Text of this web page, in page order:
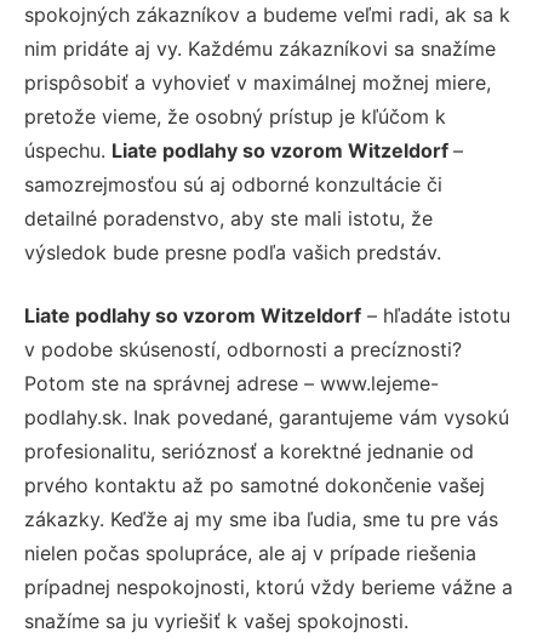
spokojných zákazníkov a budeme veľmi radi, ak sa k
nim pridáte aj vy. Každému zákazníkovi sa snažíme
prispôsobiť a vyhovieť v maximálnej možnej miere,
pretože vieme, že osobný prístup je kľúčom k
úspechu. Liate podlahy so vzorom Witzeldorf –
samozrejmosťou sú aj odborné konzultácie či
detailné poradenstvo, aby ste mali istotu, že
výsledok bude presne podľa vašich predstáv.
Liate podlahy so vzorom Witzeldorf – hľadáte istotu
v podobe skúseností, odbornosti a precíznosti?
Potom ste na správnej adrese – www.lejeme-
podlahy.sk. Inak povedané, garantujeme vám vysokú
profesionalitu, serióznosť a korektné jednanie od
prvého kontaktu až po samotné dokončenie vašej
zákazky. Keďže aj my sme iba ľudia, sme tu pre vás
nielen počas spolupráce, ale aj v prípade riešenia
prípadnej nespokojnosti, ktorú vždy berieme vážne a
snažíme sa ju vyriešiť k vašej spokojnosti.